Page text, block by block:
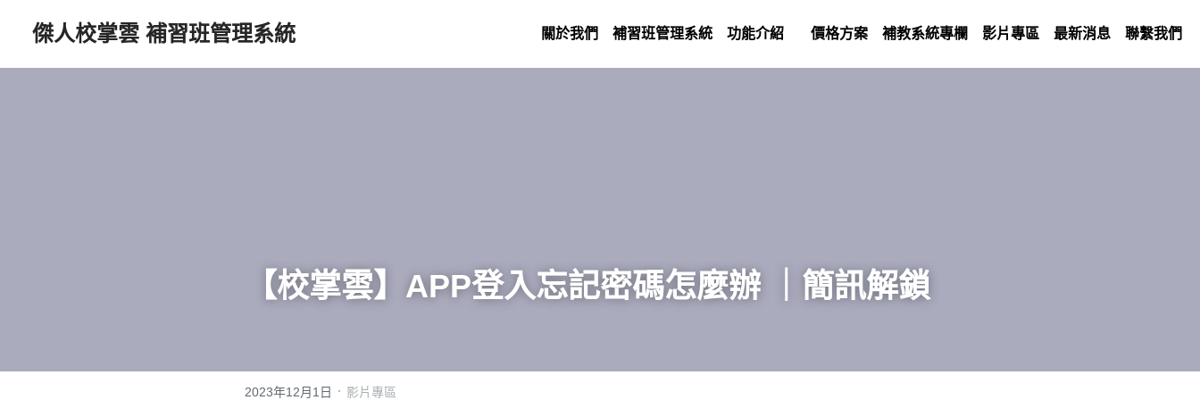
傑人校掌雲 補習班管理系統 關於我們 補習班管理系統 功能介紹 價格方案 補教系統專欄 影片專區 最新消息 聯繫我們
【校掌雲】APP登入忘記密碼怎麼辦 ｜簡訊解鎖